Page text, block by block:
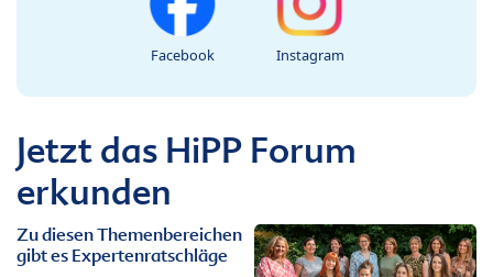
Facebook Instagram
Jetzt das HiPP Forum
erkunden
Zu diesen Themenbereichen
gibt es Expertenratschläge